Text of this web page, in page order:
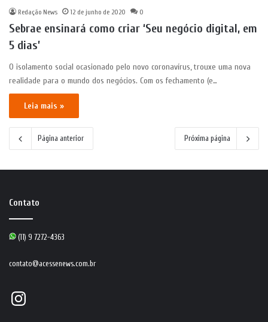
Redação News 12 de junho de 2020 0
Sebrae ensinará como criar ‘Seu negócio digital, em
5 dias’
O isolamento social ocasionado pelo novo coronavírus, trouxe uma nova
realidade para o mundo dos negócios. Com os fechamento (e…
Leia mais »
Página anterior Próxima página
Contato
(11) 9 7272-4363
contato@acessenews.com.br
Instagram